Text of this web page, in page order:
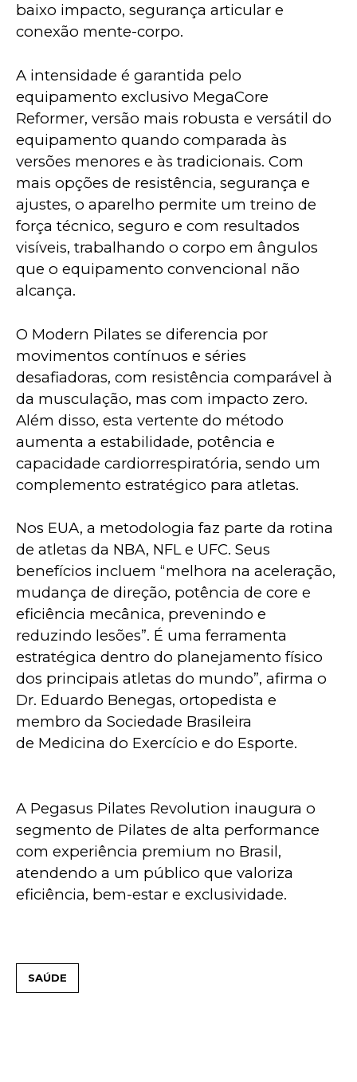
baixo impacto, segurança articular e
conexão mente-corpo.
A intensidade é garantida pelo
equipamento exclusivo MegaCore
Reformer, versão mais robusta e versátil do
equipamento quando comparada às
versões menores e às tradicionais. Com
mais opções de resistência, segurança e
ajustes, o aparelho permite um treino de
força técnico, seguro e com resultados
visíveis, trabalhando o corpo em ângulos
que o equipamento convencional não
alcança.
O Modern Pilates se diferencia por
movimentos contínuos e séries
desafiadoras, com resistência comparável à
da musculação, mas com impacto zero.
Além disso, esta vertente do método
aumenta a estabilidade, potência e
capacidade cardiorrespiratória, sendo um
complemento estratégico para atletas.
Nos EUA, a metodologia faz parte da rotina
de atletas da NBA, NFL e UFC. Seus
benefícios incluem “melhora na aceleração,
mudança de direção, potência de core e
eficiência mecânica, prevenindo e
reduzindo lesões”. É uma ferramenta
estratégica dentro do planejamento físico
dos principais atletas do mundo”, afirma o
Dr. Eduardo Benegas, ortopedista e
membro da Sociedade Brasileira
de Medicina do Exercício e do Esporte.
A Pegasus Pilates Revolution inaugura o
segmento de Pilates de alta performance
com experiência premium no Brasil,
atendendo a um público que valoriza
eficiência, bem-estar e exclusividade.
SAÚDE